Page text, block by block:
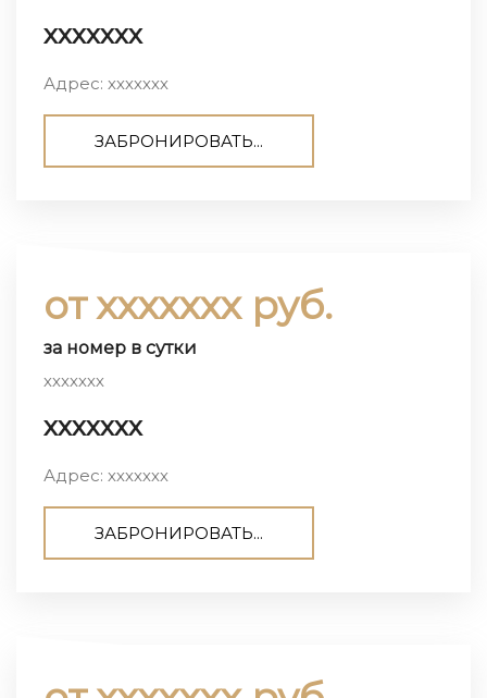
ххххххх
Адрес: ххххххх
ЗАБРОНИРОВАТЬ...
от ххххххх руб.
за номер в сутки
ххххххх
ххххххх
Адрес: ххххххх
ЗАБРОНИРОВАТЬ...